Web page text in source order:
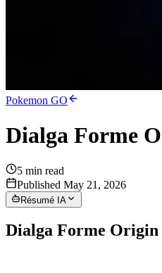
Pokemon GO
Dialga Forme
5 min read
Published May 21, 2026
Résumé IA
Dialga Forme Origin